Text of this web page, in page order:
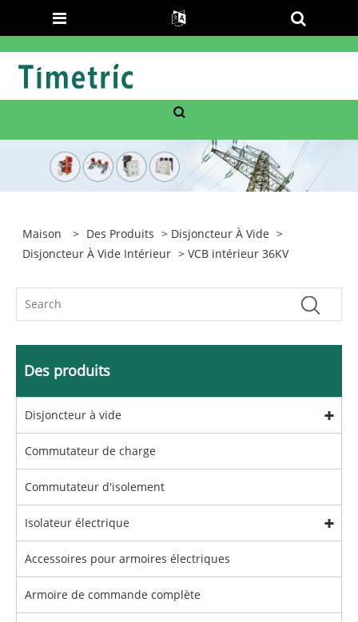
Maison > Des Produits > Disjoncteur À Vide >
Disjoncteur À Vide Intérieur > VCB intérieur 36KV
Des produits
Disjoncteur à vide
Commutateur de charge
Commutateur d'isolement
Isolateur électrique
Accessoires pour armoires électriques
Armoire de commande complète